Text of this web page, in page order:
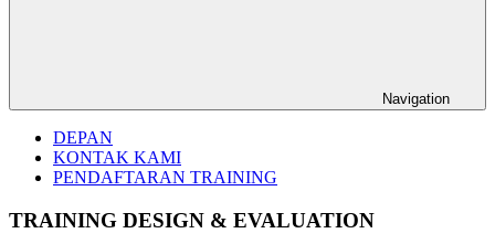
Navigation
DEPAN
KONTAK KAMI
PENDAFTARAN TRAINING
TRAINING DESIGN & EVALUATION